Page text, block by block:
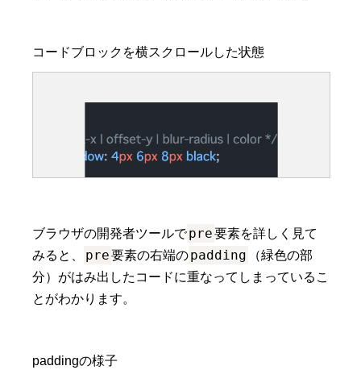
ブラウザの開発者ツールでpre要素を詳しく見て
みると、
pre要素の右端のpadding
（緑色の部
分）がはみ出したコードに重なってしまっているこ
とがわかります。